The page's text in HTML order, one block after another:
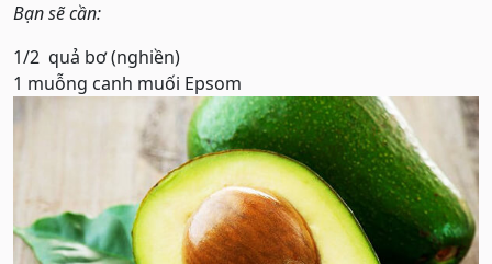
Bạn sẽ cần:
1/2 quả bơ (nghiền)
1 muỗng canh muối Epsom